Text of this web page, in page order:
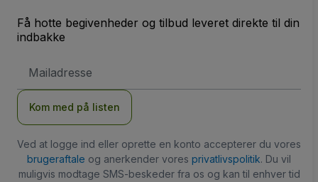
Få hotte begivenheder og tilbud leveret direkte til din
indbakke
adresse
Kom med på listen
Ved at logge ind eller oprette en konto accepterer du vores
brugeraftale og anerkender vores privatlivspolitik. Du vil
muligvis modtage SMS-beskeder fra os og kan til enhver tid